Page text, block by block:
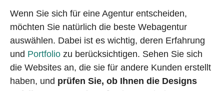
Wenn Sie sich für eine Agentur entscheiden,
möchten Sie natürlich die beste Webagentur
auswählen. Dabei ist es wichtig, deren Erfahrung
und Portfolio zu berücksichtigen. Sehen Sie sich
die Websites an, die sie für andere Kunden erstellt
haben, und prüfen Sie, ob Ihnen die Designs